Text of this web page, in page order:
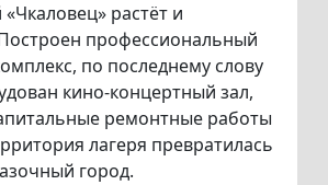
растёт и
профессиональный
по последнему слову
кино-концертный зал,
ремонтные работы
лагеря превратилась
город.